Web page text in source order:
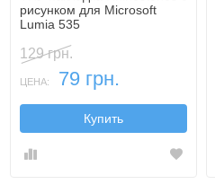
рисунком для Microsoft
Lumia 535
129 грн.
ЦЕНА: 79 грн.
Купить